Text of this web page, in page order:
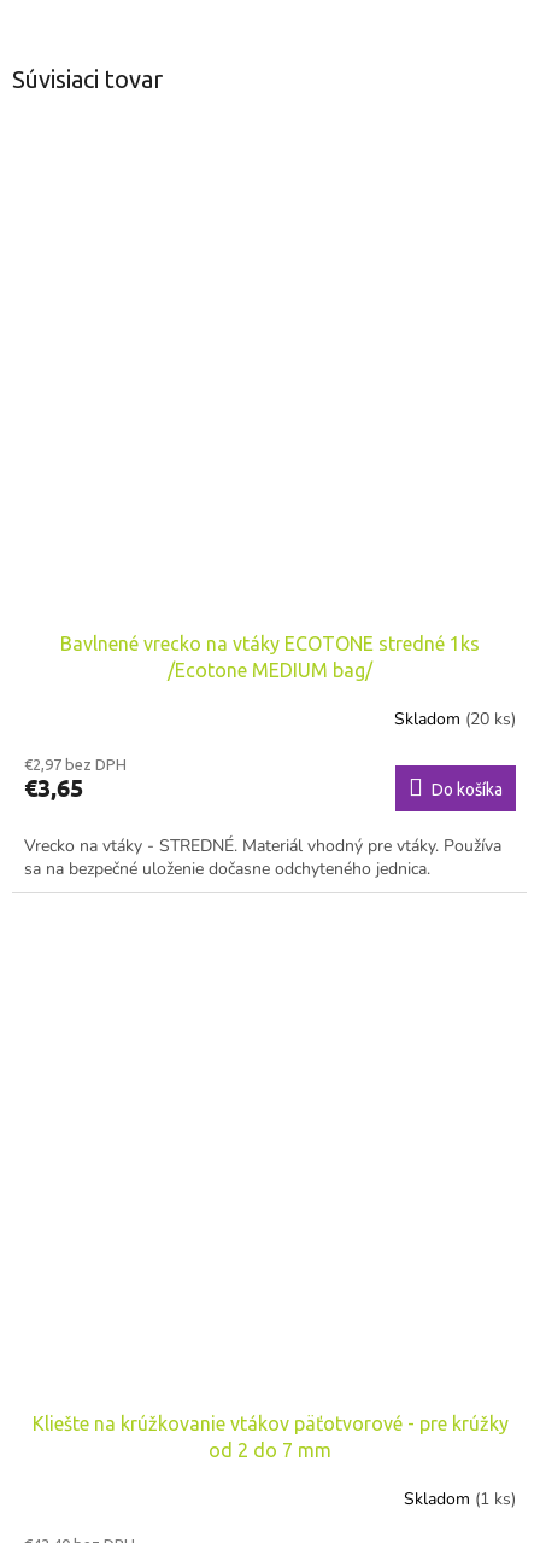
Súvisiaci tovar
Bavlnené vrecko na vtáky ECOTONE stredné 1ks
/Ecotone MEDIUM bag/
Skladom (20 ks)
€2,97 bez DPH
€3,65 Do košíka
Vrecko na vtáky - STREDNÉ. Materiál vhodný pre vtáky. Používa
sa na bezpečné uloženie dočasne odchyteného jednica.
Kliešte na krúžkovanie vtákov päťotvorové - pre krúžky
od 2 do 7 mm
Skladom (1 ks)